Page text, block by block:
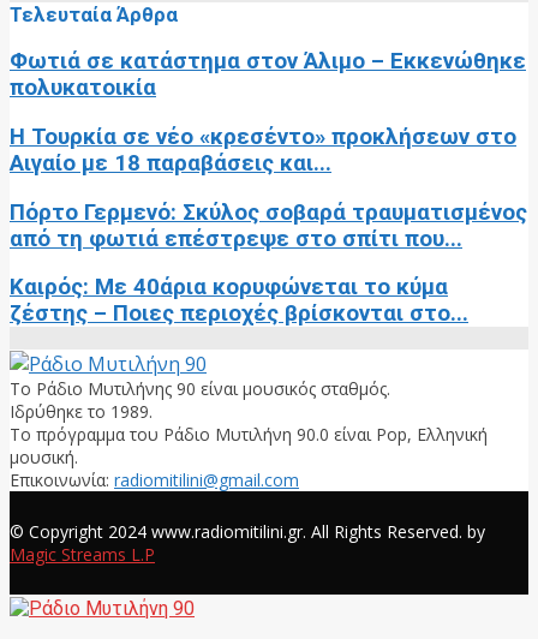
Τελευταία Άρθρα
Φωτιά σε κατάστημα στον Άλιμο – Εκκενώθηκε
πολυκατοικία
Η Τουρκία σε νέο «κρεσέντο» προκλήσεων στο
Αιγαίο με 18 παραβάσεις και...
Πόρτο Γερμενό: Σκύλος σοβαρά τραυματισμένος
από τη φωτιά επέστρεψε στο σπίτι που...
Καιρός: Με 40άρια κορυφώνεται το κύμα
ζέστης – Ποιες περιοχές βρίσκονται στο...
Το Ράδιο Μυτιλήνης 90 είναι μουσικός σταθμός.
Ιδρύθηκε το 1989.
Το πρόγραμμα του Ράδιο Μυτιλήνη 90.0 είναι Pop, Ελληνική
μουσική.
Επικοινωνία: radiomitilini@gmail.com
© Copyright 2024 www.radiomitilini.gr. All Rights Reserved. by
Magic Streams L.P